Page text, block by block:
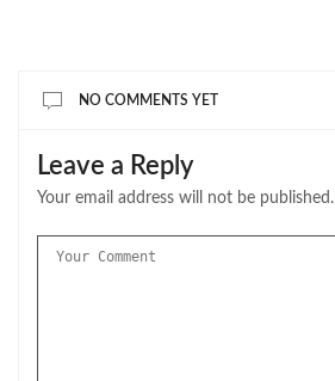
NO COMMENTS YET
Leave a Reply
Your email address will not be published.